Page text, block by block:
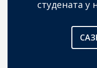
студената у